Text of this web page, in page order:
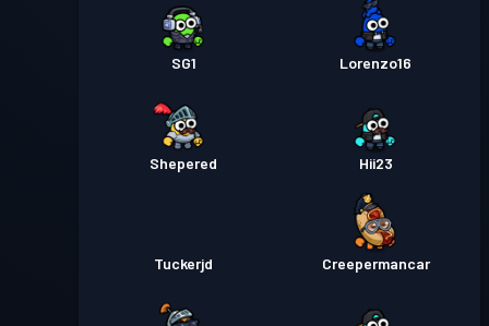
SG1 Lorenzo16
Shepered Hii23
Tuckerjd Creepermancar